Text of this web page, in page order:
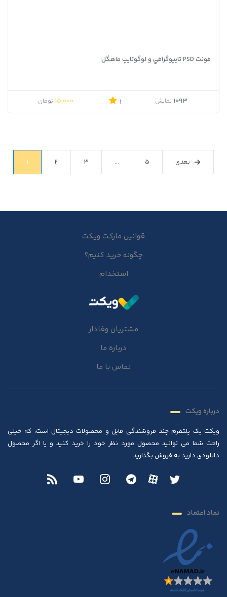
فونت PSD تايپوگرافي و لوگوتايپ ماهگل
1093 نمایش 1
15,000 تومان
1 2 3 ... 5 بعدی
قوانین مارکت ویکت
چگونه خرید کنیم؟
استخدام
مشتریان وفادار
درباره ما
تماس با ما
درباره ویکت
ویکت یک پلتفرم چند فروشندگی فایل و محصولات دیجیتال است، که خیلی
راحت شما می توانید محصول مورد نظر خود را خرید کنید و یا اگر محصول
دانلودی دارید به فروش بگذارید.
نماد اعتماد